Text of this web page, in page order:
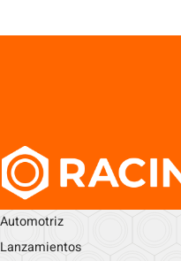
Automotriz
Lanzamientos